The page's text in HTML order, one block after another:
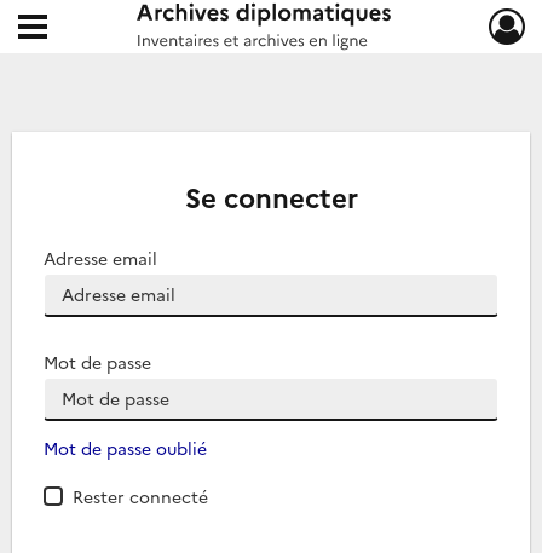
Archives diplomatiques
Ouvrir le menu déroulant
Se connecter
Adresse email
Mot de passe
Mot de passe oublié
Rester connecté